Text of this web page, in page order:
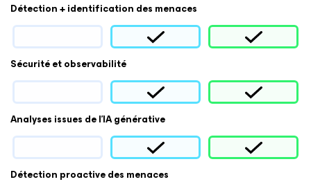
Détection + identification des menaces
Sécurité et observabilité
Analyses issues de l’IA générative
Détection proactive des menaces